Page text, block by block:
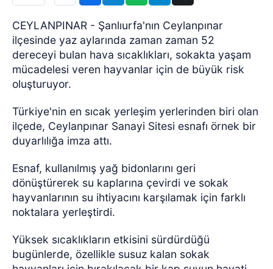
CEYLANPINAR - Şanlıurfa'nın Ceylanpınar
ilçesinde yaz aylarında zaman zaman 52
dereceyi bulan hava sıcaklıkları, sokakta yaşam
mücadelesi veren hayvanlar için de büyük risk
oluşturuyor.
Türkiye'nin en sıcak yerleşim yerlerinden biri olan
ilçede, Ceylanpınar Sanayi Sitesi esnafı örnek bir
duyarlılığa imza attı.
Esnaf, kullanılmış yağ bidonlarını geri
dönüştürerek su kaplarına çevirdi ve sokak
hayvanlarının su ihtiyacını karşılamak için farklı
noktalara yerleştirdi.
Yüksek sıcaklıkların etkisini sürdürdüğü
bugünlerde, özellikle susuz kalan sokak